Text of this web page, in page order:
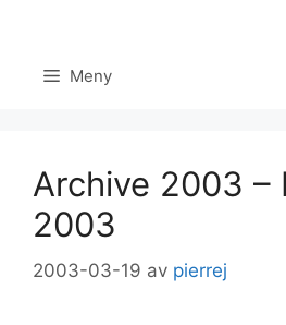
innehåll Meny
Archive 2003 –
2003
2003-03-19 av pierrej